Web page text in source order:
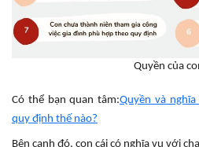
Quyền của
Có thể bạn quan tâm:Quyền và
quy định thế nào?
Bên cạnh đó, con cái có nghĩa vụ với